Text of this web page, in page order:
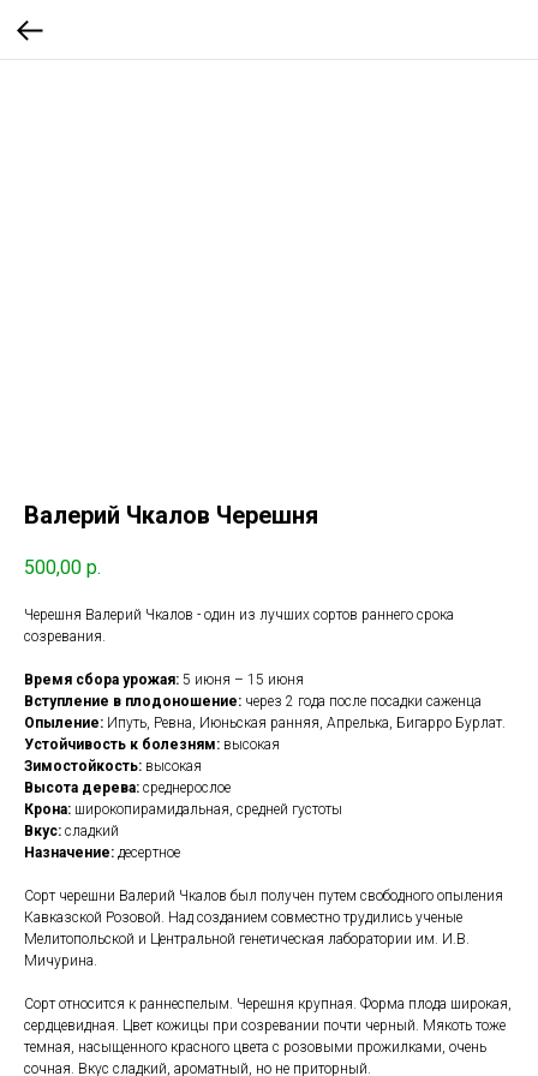
Валерий Чкалов Черешня
500,00 р.
Черешня Валерий Чкалов - один из лучших сортов раннего срока
созревания.
Время сбора урожая: 5 июня – 15 июня
Вступление в плодоношение: через 2 года после посадки саженца
Опыление: Ипуть, Ревна, Июньская ранняя, Апрелька, Бигарро Бурлат.
Устойчивость к болезням: высокая
Зимостойкость: высокая
Высота дерева: среднерослое
Крона: широкопирамидальная, средней густоты
Вкус: сладкий
Назначение: десертное
Сорт черешни Валерий Чкалов был получен путем свободного опыления
Кавказской Розовой. Над созданием совместно трудились ученые
Мелитопольской и Центральной генетическая лаборатории им. И.В.
Мичурина.
Сорт относится к раннеспелым. Черешня крупная. Форма плода широкая,
сердцевидная. Цвет кожицы при созревании почти черный. Мякоть тоже
темная, насыщенного красного цвета с розовыми прожилками, очень
сочная. Вкус сладкий, ароматный, но не приторный.